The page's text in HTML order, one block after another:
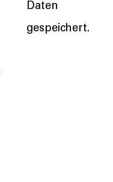
Daten
gespeichert.